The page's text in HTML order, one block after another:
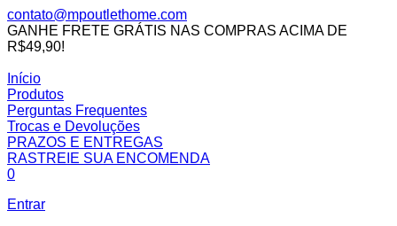
contato@mpoutlethome.com
GANHE FRETE GRÁTIS NAS COMPRAS ACIMA DE
R$49,90!
Facebook
Instagram
MP
Outlet
Home
Início
Produtos
Perguntas Frequentes
Trocas e Devoluções
PRAZOS E ENTREGAS
RASTREIE SUA ENCOMENDA
0
Entrar